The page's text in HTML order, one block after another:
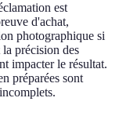
est
d'achat,
photographique si
précision des
impacter le résultat.
préparées sont